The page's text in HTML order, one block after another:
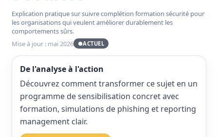
Explication pratique sur suivre complétion formation sécurité pour
les organisations qui veulent améliorer durablement les
comportements sûrs.
Mise à jour : mai 2026
●ACTUEL
De l'analyse à l'action
Découvrez comment transformer ce sujet en un
programme de sensibilisation concret avec
formation, simulations de phishing et reporting
management clair.